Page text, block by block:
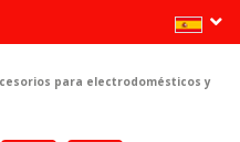
para electrodomésticos y